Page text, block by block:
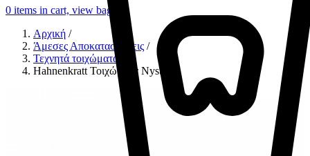
0 items in cart, view bag
Αρχική /
Άμεσες Αποκαταστάσεις /
Τεχνητά τοιχώματα
Hahnenkratt Τοιχώματα Nystrom